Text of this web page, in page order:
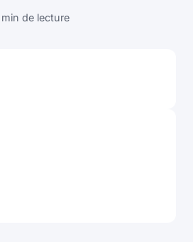
de lecture